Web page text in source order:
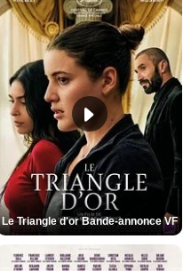
Le Triangle d'or Bande-annonce VF